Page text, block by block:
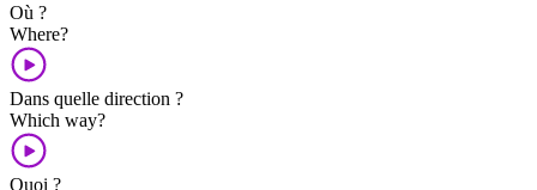
Où ?
Where?
Dans quelle direction ?
Which way?
Quoi ?